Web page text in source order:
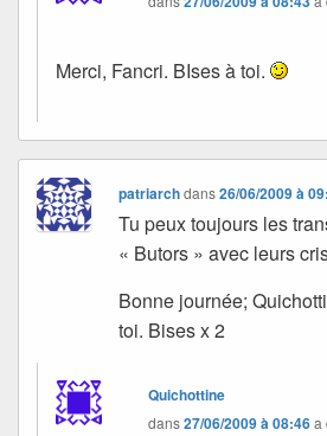
Merci, Fancri. BIses à toi.
patriarchdans26/06/2009 à
Tu peux toujours les
« Butors » avec leurs
Bonne journée;
toi. Bises x 2
Quichottine
dans27/06/2009 à 08:46a